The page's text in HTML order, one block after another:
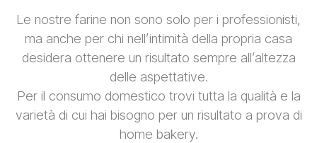
Le nostre farine non sono solo per i professionisti,
ma anche per chi nell’intimità della propria casa
desidera ottenere un risultato sempre all’altezza
delle aspettative.
Per il consumo domestico trovi tutta la qualità e la
varietà di cui hai bisogno per un risultato a prova di
home bakery.